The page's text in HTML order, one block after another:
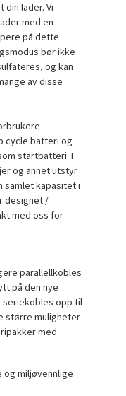
din lader. Vi
med en
på dette
bør ikke
og kan
av disse
cycle batteri og
startbatteri. I
og annet utstyr
samlet kapasitet i
designet /
med oss for
parallellkobles
på den nye
seriekobles opp til
større muligheter
med
og miljøvennlige